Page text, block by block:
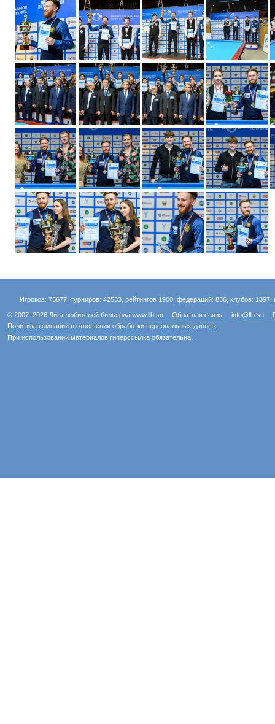
Игроков: 75677, турниров: 42533, рейтингов 1900, федераций: 836, клубов:
© 2007–2026 Лига любителей бильярдаwww.llb.su Обратная связь info@llb.su
Политика компании в отношении обработки персональных данных
При использовании материалов гиперссылка обязательна.